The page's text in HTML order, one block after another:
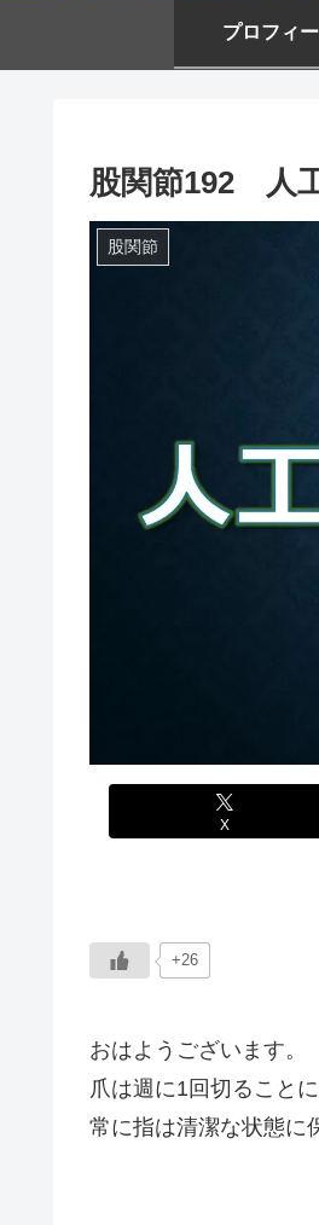
プロフィ
股関節192 人
股関節
X
+26
おはようございます。
爪は週に1回切ること
常に指は清潔な状態に